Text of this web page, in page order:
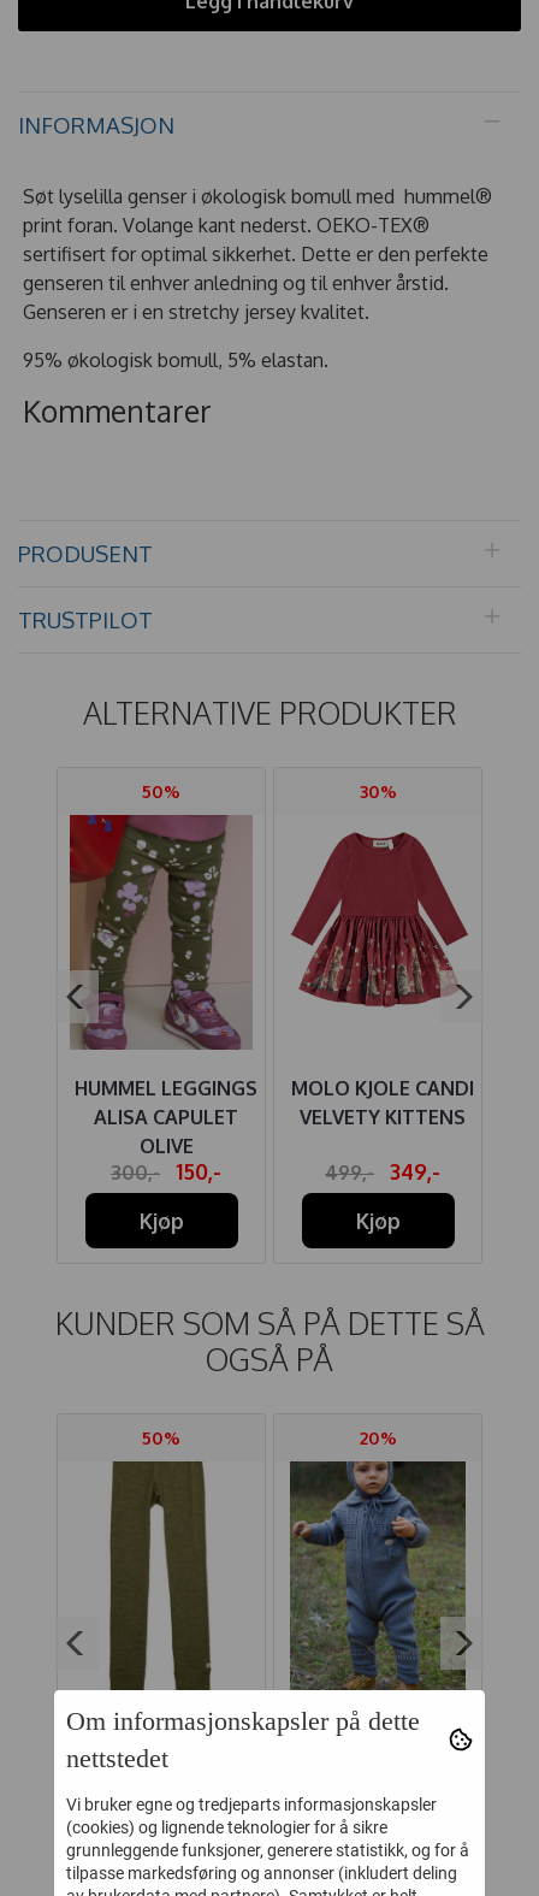
INFORMASJON
Søt lyselilla genser i økologisk bomull med hummel®
print foran. Volange kant nederst. OEKO-TEX®
sertifisert for optimal sikkerhet. Dette er den perfekte
genseren til enhver anledning og til enhver årstid.
Genseren er i en stretchy jersey kvalitet.
95% økologisk bomull, 5% elastan.
Kommentarer
PRODUSENT
TRUSTPILOT
ALTERNATIVE PRODUKTER
50%
HUMMEL LEGGINGS
ALISA CAPULET
OLIVE
300,-
150,-
Kjøp
30%
MOLO KJOLE CANDI
VELVETY KITTENS
499,-
349,-
Kjøp
KUNDER SOM SÅ PÅ DETTE SÅ
OGSÅ PÅ
50%
JOHA LEGGINGS
COLOURFULL MOSS
249,-
124,-
Kjøp
20%
LILLELAM
CLASSIC
MELLOMBLÅ
999,-
799,-
Kjøp
Om informasjonskapsler på dette
nettstedet
Vi bruker egne og tredjeparts informasjonskapsler
(cookies) og lignende teknologier for å sikre
grunnleggende funksjoner, generere statistikk, og for å
tilpasse markedsføring og annonser (inkludert deling